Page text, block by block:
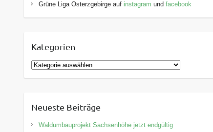
Grüne Liga Osterzgebirge auf instagram und facebook
Kategorien
K
a
g
o
Neueste Beiträge
Waldumbauprojekt Sachsenhöhe jetzt endgültig